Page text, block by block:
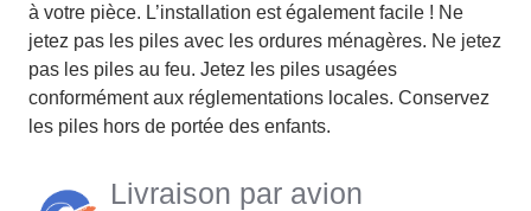
à votre pièce. L’installation est également facile ! Ne
jetez pas les piles avec les ordures ménagères. Ne jetez
pas les piles au feu. Jetez les piles usagées
conformément aux réglementations locales. Conservez
les piles hors de portée des enfants.
Livraison par avion